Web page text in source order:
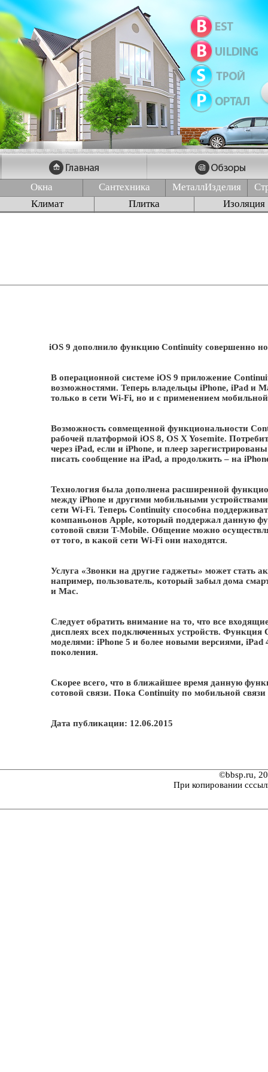
Окна Сантехника МеталлИзделия
Климат
Плитка Изоляция
iOS 9 дополнило функцию Continuity совершенно
В операционной системе iOS 9 приложение
возможностями. Теперь владельцы iPhone, iPad и
только в сети Wi-Fi, но и с применением
Возможность совмещенной функциональности
рабочей платформой iOS 8, OS X Yosemite.
через iPad, если и iPhone, и плеер
писать сообщение на iPad, а продолжить – на
Технология была дополнена расширенной
между iPhone и другими мобильными
сети Wi-Fi. Теперь Continuity способна
компаньонов Apple, который поддержал данную
сотовой связи T-Mobile. Общение можно
от того, в какой сети Wi-Fi они находятся.
Услуга «Звонки на другие гаджеты» может стать
например, пользователь, который забыл дома
и Mac.
Следует обратить внимание на то, что все
дисплеях всех подключенных устройств.
моделями: iPhone 5 и более новыми версиями,
поколения.
Скорее всего, что в ближайшее время данную
сотовой связи. Пока Continuity по мобильной
Дата публикации: 12.06.2015
©bbsp.ru,
При копировании